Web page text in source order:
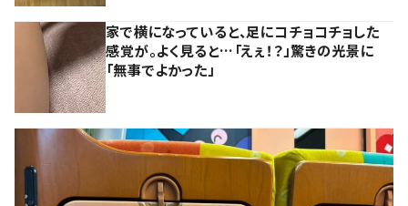
家で横になっていると、足にコチョコチョした
感覚が。よく見ると…「えぇ！？」驚きの光景に
「無事でよかった」